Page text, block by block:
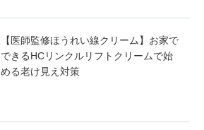
【医師監修ほうれい線クリーム】お家で
できるHCリンクルリフトクリームで始
める老け見え対策